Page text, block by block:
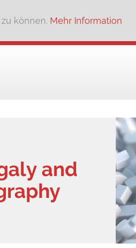
können. Mehr Information
and